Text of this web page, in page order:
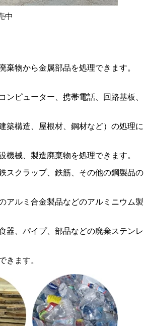
中
物から金属部品を処理できます。
ピューター、携帯電話、回路基板、
築構造、屋根材、鋼材など）の処理に
械、製造廃棄物を処理できます。
スクラップ、鉄筋、その他の鋼製品の
アルミ合金製品などのアルミニウム製
器、パイプ、部品などの廃棄ステンレ
ます。